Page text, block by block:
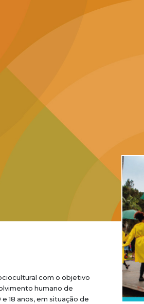
com o objetivo
humano de
18 anos, em situação de